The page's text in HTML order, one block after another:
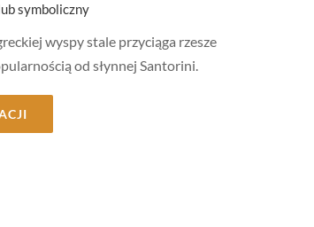
symboliczny
wyspy stale przyciąga rzesze
od słynnej Santorini.